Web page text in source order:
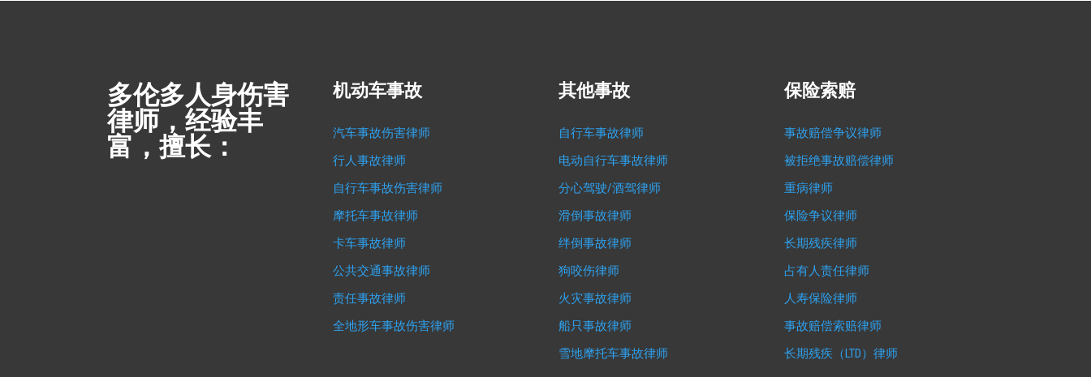
多伦多人身伤害
律师，经验丰
富，擅长：
机动车事故
汽车事故伤害律师
行人事故律师
自行车事故伤害律师
摩托车事故律师
卡车事故律师
公共交通事故律师
责任事故律师
全地形车事故伤害律师
其他事故
自行车事故律师
电动自行车事故律师
分心驾驶/酒驾律师
滑倒事故律师
绊倒事故律师
狗咬伤律师
火灾事故律师
船只事故律师
雪地摩托车事故律师
保险索赔
事故赔偿争议律师
被拒绝事故赔偿律师
重病律师
保险争议律师
长期残疾律师
占有人责任律师
人寿保险律师
事故赔偿索赔律师
长期残疾（LTD）律师